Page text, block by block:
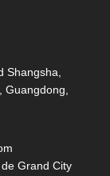
Shangsha,
Grand City